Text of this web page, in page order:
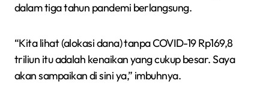
dalam tiga tahun pandemi berlangsung.
“Kita lihat (alokasi dana) tanpa COVID-19 Rp169,8
triliun itu adalah kenaikan yang cukup besar. Saya
akan sampaikan di sini ya,” imbuhnya.